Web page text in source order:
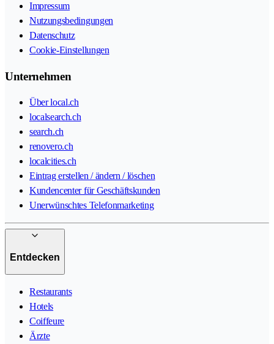
Impressum
Nutzungsbedingungen
Datenschutz
Cookie-Einstellungen
Unternehmen
Über local.ch
localsearch.ch
search.ch
renovero.ch
localcities.ch
Eintrag erstellen / ändern / löschen
Kundencenter für Geschäftskunden
Unerwünschtes Telefonmarketing
Entdecken
Restaurants
Hotels
Coiffeure
Ärzte